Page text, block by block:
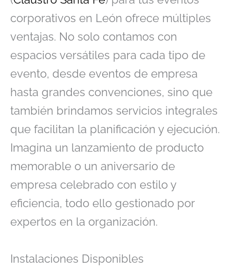
corporativos en León ofrece múltiples
ventajas. No solo contamos con
espacios versátiles para cada tipo de
evento, desde eventos de empresa
hasta grandes convenciones, sino que
también brindamos servicios integrales
que facilitan la planificación y ejecución.
Imagina un lanzamiento de producto
memorable o un aniversario de
empresa celebrado con estilo y
eficiencia, todo ello gestionado por
expertos en la organización.
Instalaciones Disponibles